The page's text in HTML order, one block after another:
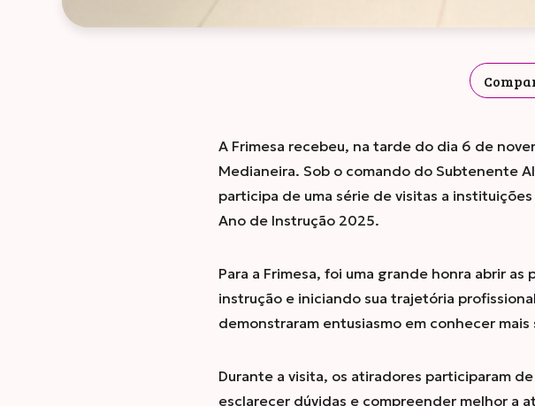
A Frimesa recebeu, na tarde do dia 6 de
Medianeira. Sob o comando do Subtenente
participa de uma série de visitas a
Ano de Instrução 2025.
Para a Frimesa, foi uma grande honra abrir
instrução e iniciando sua trajetória
demonstraram entusiasmo em conhecer
Durante a visita, os atiradores participaram
esclarecer dúvidas e compreender melhor a